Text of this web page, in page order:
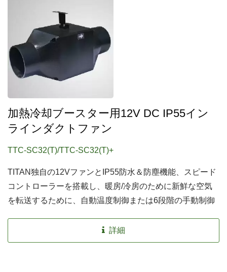
加熱冷却ブースター用12V DC IP55イン
ラインダクトファン
TTC-SC32(T)/TTC-SC32(T)+
TITAN独自の12VファンとIP55防水＆防塵機能、スピード
コントローラーを搭載し、暖房/冷房のために新鮮な空気
を転送するために、自動温度制御または6段階の手動制御
詳細